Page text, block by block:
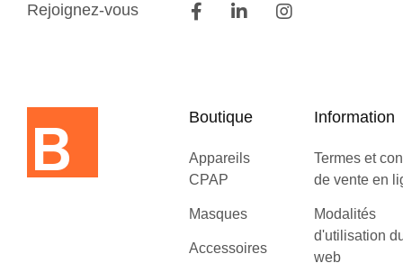
Rejoignez-vous
Boutique
Appareils
CPAP
Masques
Accessoires
Information
Termes et
de vente en
Modalités
d'utilisation
web